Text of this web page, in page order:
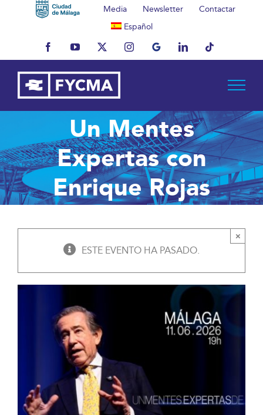
Media Newsletter
Contactar
Español
FacebookYouTubeX InstagramMyBusinessLinkedInTiktok
Un Mentes
Expertas con
Enrique Rojas
ESTE EVENTO HA PASADO.
×